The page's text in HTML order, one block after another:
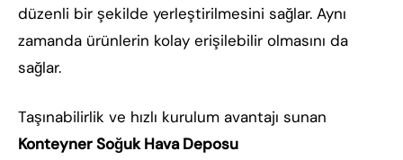
düzenli bir şekilde yerleştirilmesini sağlar. Aynı
zamanda ürünlerin kolay erişilebilir olmasını da
sağlar.
Taşınabilirlik ve hızlı kurulum avantajı sunan
Konteyner Soğuk Hava Deposu